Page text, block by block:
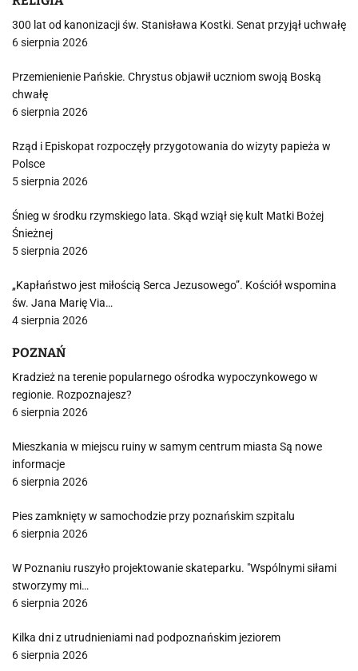
300 lat od kanonizacji św. Stanisława Kostki. Senat przyjął uchwałę
6 sierpnia 2026
Przemienienie Pańskie. Chrystus objawił uczniom swoją Boską
chwałę
6 sierpnia 2026
Rząd i Episkopat rozpoczęły przygotowania do wizyty papieża w
Polsce
5 sierpnia 2026
Śnieg w środku rzymskiego lata. Skąd wziął się kult Matki Bożej
Śnieżnej
5 sierpnia 2026
„Kapłaństwo jest miłością Serca Jezusowego”. Kościół wspomina
św. Jana Marię Via…
4 sierpnia 2026
POZNAŃ
Kradzież na terenie popularnego ośrodka wypoczynkowego w
regionie. Rozpoznajesz?
6 sierpnia 2026
Mieszkania w miejscu ruiny w samym centrum miasta Są nowe
informacje
6 sierpnia 2026
Pies zamknięty w samochodzie przy poznańskim szpitalu
6 sierpnia 2026
W Poznaniu ruszyło projektowanie skateparku. "Wspólnymi siłami
stworzymy mi…
6 sierpnia 2026
Kilka dni z utrudnieniami nad podpoznańskim jeziorem
6 sierpnia 2026